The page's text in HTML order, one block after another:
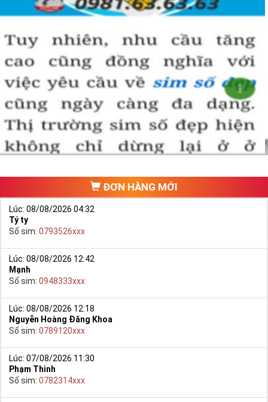
ĐƠN HÀNG MỚI
Lúc: 08/08/2026 04:32
Tý ty
Số sim: 0793526xxx
Lúc: 08/08/2026 12:42
Mạnh
Số sim: 0948333xxx
Lúc: 08/08/2026 12:18
Nguyễn Hoàng Đăng Khoa
Số sim: 0789120xxx
Lúc: 07/08/2026 11:30
Phạm Thinh
Số sim: 0782314xxx